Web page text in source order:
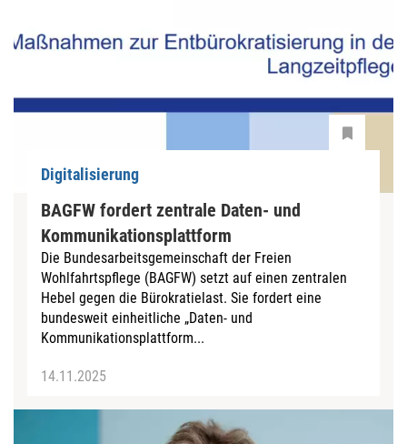
Digitalisierung
BAGFW fordert zentrale Daten- und
Kommunikationsplattform
Die Bundesarbeitsgemeinschaft der Freien
Wohlfahrtspflege (BAGFW) setzt auf einen zentralen
Hebel gegen die Bürokratielast. Sie fordert eine
bundesweit einheitliche „Daten- und
Kommunikationsplattform...
14.11.2025